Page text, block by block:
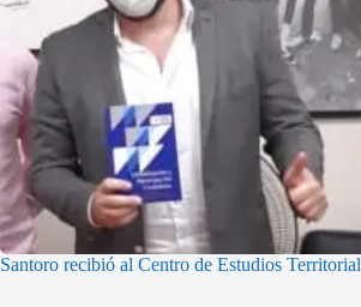
Santoro recibió al Centro de Estudios Territorial